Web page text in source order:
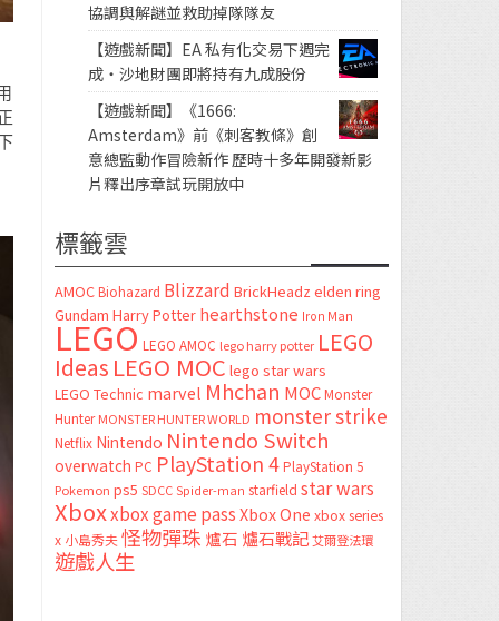
協調與解謎並救助掉隊隊友
【遊戲新聞】EA 私有化交易下週完
成・沙地財團即將持有九成股份
【遊戲新聞】《1666:
Amsterdam》前《刺客教條》創
意總監動作冒險新作 歷時十多年開發新影
片釋出序章試玩開放中
標籤雲
AMOC Biohazard Blizzard BrickHeadz elden ring
Gundam Harry Potter hearthstone Iron Man
LEGO LEGO AMOC lego harry potter LEGO
Ideas LEGO MOC lego star wars
LEGO Technic marvel Mhchan MOC Monster
Hunter MONSTER HUNTER WORLD monster strike
Netflix Nintendo Nintendo Switch
overwatch PC PlayStation 4 PlayStation 5
Pokemon ps5 SDCC Spider-man starfield star wars
Xboxxbox game passXbox One xbox series
x 小島秀夫怪物彈珠 爐石 爐石戰記艾爾登法環
遊戲人生